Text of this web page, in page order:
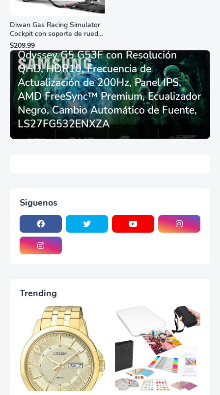
Diwan Gas Racing Simulator
Cockpit con soporte de rueda
de carreras plegable y
asiento - Logitech
G29/920/923/27/25,
Thrustmaster
T248/X/T300RS/T150/458/TX
$209.99
Monitor Gamer SAMSUNG 27”
Odyssey G5 G53F con Resolución
QHD, HDR10, Frecuencia de
Actualización de 200Hz, Panel IPS,
AMD FreeSync™ Premium, Ecualizador
Negro, Cambio Automático de Fuente,
LS27FG532ENXZA
Siguenos
Trending